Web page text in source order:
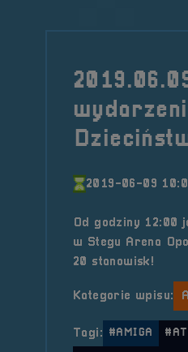
2019-06-09
Od godziny 12:00
w Stegu Arena
20 stanowisk!
Kategorie wpisu:
Tagi: #AMIGA